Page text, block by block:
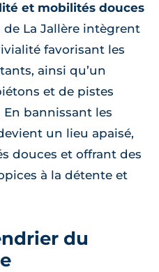
et mobilités douces
de La Jallère intègrent
favorisant les
ainsi qu’un
et de pistes
En bannissant les
un lieu apaisé,
douces et offrant des
à la détente et
du